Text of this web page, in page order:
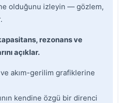
olduğunu izleyin — gözlem,
rezonans ve
açıklar.
akım-gerilim grafiklerine
kendine özgü bir direnci